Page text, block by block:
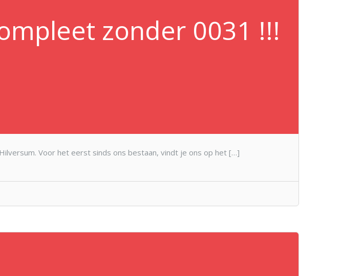
zonder 0031 !!!
Voor het eerst sinds ons bestaan, vindt je ons op het […]